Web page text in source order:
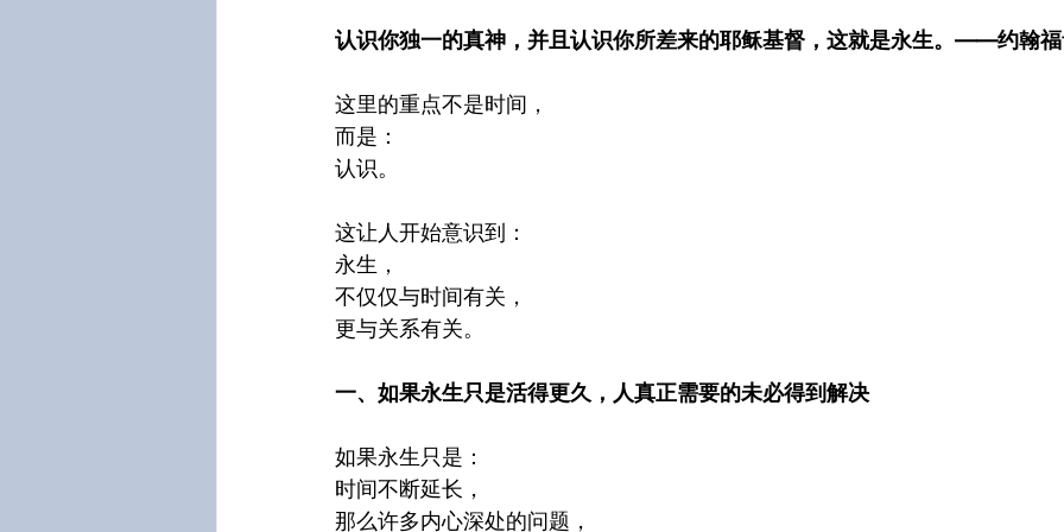
认识你独一的真神，并且认识你所差来的耶稣基督，这就是永生。——约翰
这里的重点不是时间，
而是：
认识。
这让人开始意识到：
永生，
不仅仅与时间有关，
更与关系有关。
一、如果永生只是活得更久，人真正需要的未必得到解决
如果永生只是：
时间不断延长，
那么许多内心深处的问题，